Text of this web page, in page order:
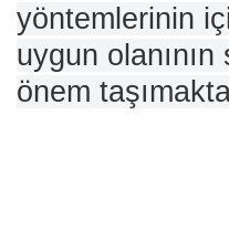
yöntemlerinin
uygun
önem